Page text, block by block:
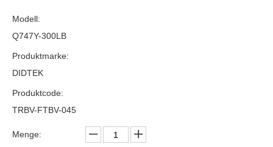
Modell:
Q747Y-300LB
Produktmarke:
DIDTEK
Produktcode:
TRBV-FTBV-045
Menge: